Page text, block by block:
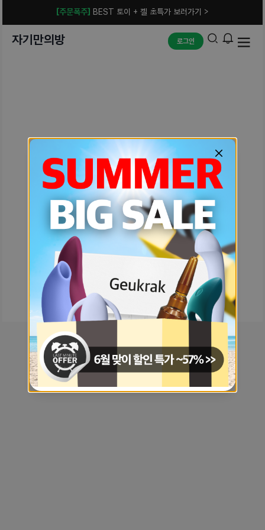
[주문폭주] BEST 토이 + 젤 초특가 보러가기 >
자기만의방 로그인
예상치 못한 에러입니다.